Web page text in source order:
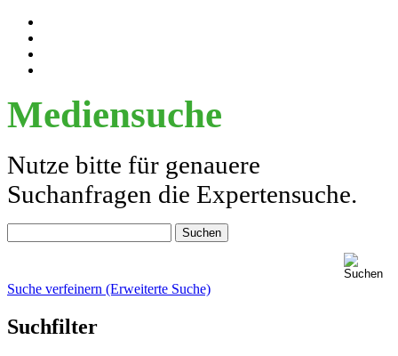
Mediensuche
Nutze bitte für genauere
Suchanfragen die Expertensuche.
Suche verfeinern (Erweiterte Suche)
Suchfilter